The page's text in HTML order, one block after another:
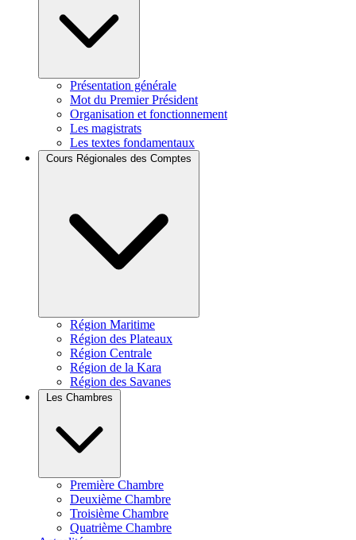
Présentation générale
Mot du Premier Président
Organisation et fonctionnement
Les magistrats
Les textes fondamentaux
Région Maritime
Région des Plateaux
Région Centrale
Région de la Kara
Région des Savanes
Première Chambre
Deuxième Chambre
Troisième Chambre
Quatrième Chambre